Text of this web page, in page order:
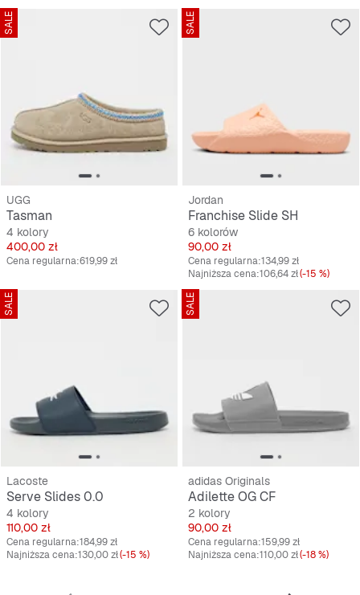
SALE
UGG
Tasman
4 kolory
Cena
400,00 zł
Cena regularna:619,99 zł
SALE
Jordan
Franchise Slide SH
6 kolorów
Cena
90,00 zł
Cena regularna:134,99 zł
Najniższa cena:106,64 zł(-15 %)
SALE
Lacoste
Serve Slides 0.0
4 kolory
Cena
110,00 zł
Cena regularna:184,99 zł
Najniższa cena:130,00 zł(-15 %)
SALE
adidas Originals
Adilette OG CF
2 kolory
Cena
90,00 zł
Cena regularna:159,99 zł
Najniższa cena:110,00 zł(-18 %)